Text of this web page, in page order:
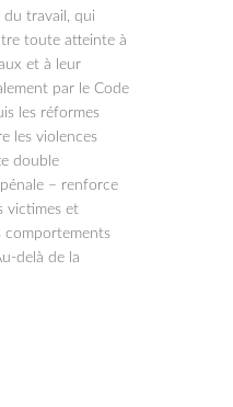
du travail, qui
toute atteinte à
et à leur
par le Code
les réformes
les violences
double
– renforce
victimes et
comportements
delà de la